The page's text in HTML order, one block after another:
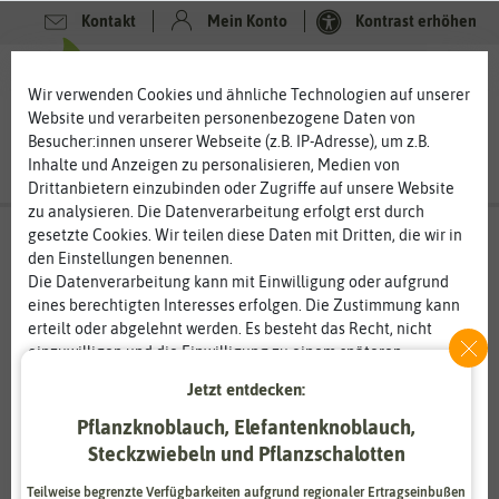
Kontakt Mein Konto Kontrast erhöhen
-50%
Wir verwenden Cookies und ähnliche Technologien auf unserer
Website und verarbeiten personenbezogene Daten von
Besucher:innen unserer Webseite (z.B. IP-Adresse), um z.B.
Inhalte und Anzeigen zu personalisieren, Medien von
Drittanbietern einzubinden oder Zugriffe auf unsere Website
zu analysieren. Die Datenverarbeitung erfolgt erst durch
gesetzte Cookies. Wir teilen diese Daten mit Dritten, die wir in
den Einstellungen benennen.
Die Datenverarbeitung kann mit Einwilligung oder aufgrund
eines berechtigten Interesses erfolgen. Die Zustimmung kann
erteilt oder abgelehnt werden. Es besteht das Recht, nicht
einzuwilligen und die Einwilligung zu einem späteren
Informationen zur Verwendung personenbezogener Daten und
den Diensten erklären wir in unsererDaten­schutz­erklärung
Jetzt entdecken:
Pflanzknoblauch, Elefantenknoblauch,
Steckzwiebeln und Pflanzschalotten
Teilweise begrenzte Verfügbarkeiten aufgrund regionaler Ertragseinbußen